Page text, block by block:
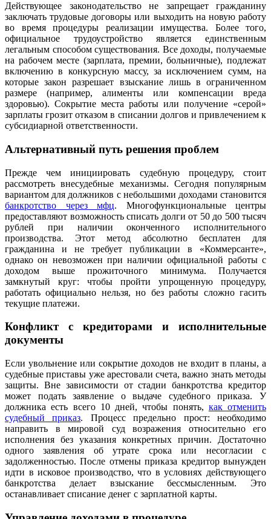
Действующее законодательство не запрещает гражданину
заключать трудовые договоры или выходить на новую работу
во время процедуры реализации имущества. Более того,
официальное трудоустройство является единственным
легальным способом существования. Все доходы, получаемые
на рабочем месте (зарплата, премии, больничные), подлежат
включению в конкурсную массу, за исключением сумм, на
которые закон разрешает взыскание лишь в ограниченном
размере (например, алименты или компенсации вреда
здоровью). Сокрытие места работы или получение «серой»
зарплаты грозит отказом в списании долгов и привлечением к
субсидиарной ответственности.
Альтернативный путь решения проблем
Прежде чем инициировать судебную процедуру, стоит
рассмотреть внесудебные механизмы. Сегодня популярным
вариантом для должников с небольшими доходами становится
банкротство через мфц. Многофункциональные центры
предоставляют возможность списать долги от 50 до 500 тысяч
рублей при наличии оконченного исполнительного
производства. Этот метод абсолютно бесплатен для
гражданина и не требует публикации в «Коммерсанте»,
однако он невозможен при наличии официальной работы с
доходом выше прожиточного минимума. Получается
замкнутый круг: чтобы пройти упрощенную процедуру,
работать официально нельзя, но без работы сложно гасить
текущие платежи.
Конфликт с кредиторами и исполнительные
документы
Если увольнение или сокрытие доходов не входит в планы, а
судебные приставы уже арестовали счета, важно знать методы
защиты. Вне зависимости от стадии банкротства кредитор
может подать заявление о выдаче судебного приказа. У
должника есть всего 10 дней, чтобы понять, как отменить
судебный приказ. Процесс предельно прост: необходимо
направить в мировой суд возражения относительно его
исполнения без указания конкретных причин. Достаточно
одного заявления об утрате срока или несогласии с
задолженностью. После отмены приказа кредитор вынужден
идти в исковое производство, что в условиях действующего
банкротства делает взыскание бессмысленным. Это
останавливает списание денег с зарплатной карты.